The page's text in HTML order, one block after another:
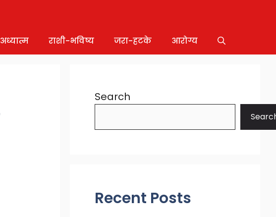
अध्यात्म राशी-भविष्य जरा-हटके आरोग्य
Search
Recent Posts